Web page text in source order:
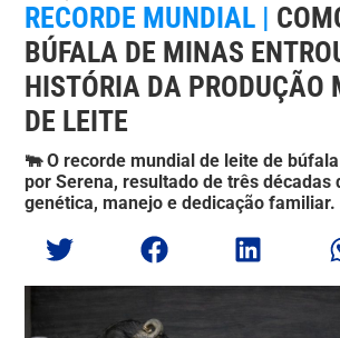
RECORDE MUNDIAL |
BÚFALA DE MINAS
HISTÓRIA DA PRODUÇÃO
DE LEITE
🐃 O recorde mundial de leite de
por Serena, resultado de três décadas
genética, manejo e dedicação familiar.